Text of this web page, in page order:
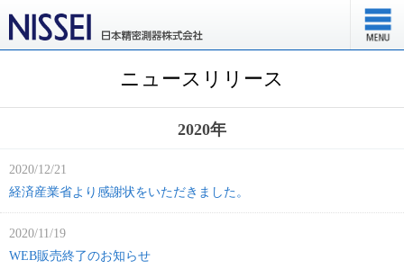
ニュースリリース
2020年
2020/12/21
経済産業省より感謝状をいただきました。
2020/11/19
WEB販売終了のお知らせ